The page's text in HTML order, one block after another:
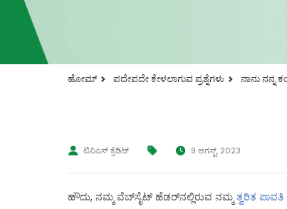
ಹೋಮ್ ಪದೇಪದೇ ಕೇಳಲಾಗುವ ಪ್ರಶ್ನೆಗಳು ನಾನು ನನ್ನ
ಟಿವಿಎಸ್ ಕ್ರೆಡಿಟ್ 9 ಆಗಸ್ಟ್, 2023
ಹೌದು, ನಮ್ಮ ವೆಬ್‌ಸೈಟ್ ಹೆಡರ್‌ನಲ್ಲಿರುವ ನಮ್ಮ ತ್ವರಿತ ಪಾವತಿ